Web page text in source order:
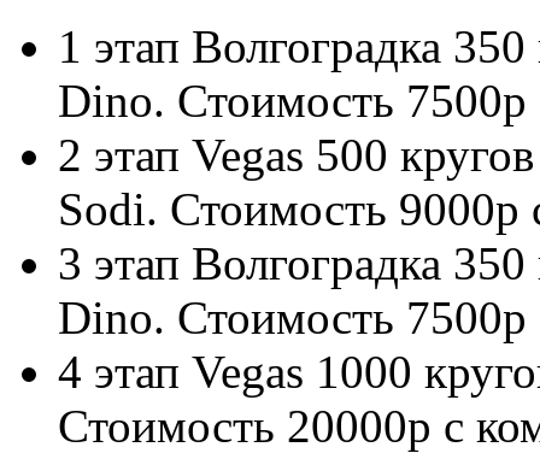
1 этап Волгоградка
Dino. Стоимость
2 этап Vegas 500
Sodi. Стоимость 9000р
3 этап Волгоградка
Dino. Стоимость
4 этап Vegas 1000
Стоимость 20000р с